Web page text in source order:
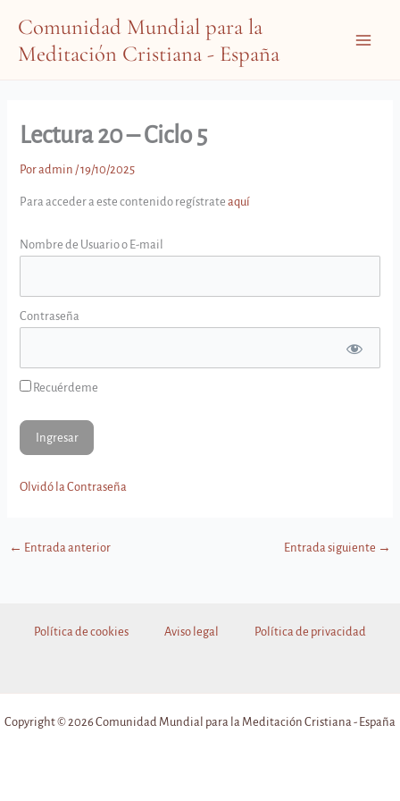
contenido
Comunidad Mundial para la
Meditación Cristiana - España
Lectura 20 – Ciclo 5
Poradmin /19/10/2025
Para acceder a este contenido regístrateaquí
Nombre de Usuario o E-mail
Contraseña
Recuérdeme
Olvidó la Contraseña
← Entrada anterior Entrada siguiente →
Política de cookies Aviso legal Política de privacidad
Copyright © 2026 Comunidad Mundial para la Meditación Cristiana - España